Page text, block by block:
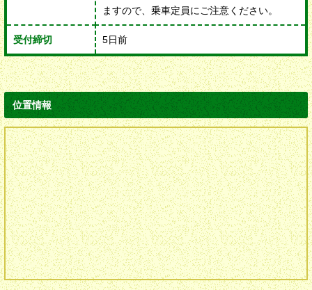
ますので、乗車定員にご注意ください。
受付締切 5日前
位置情報